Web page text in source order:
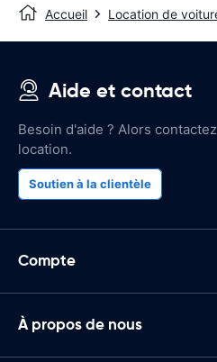
Accueil Location de
Aide et contact
Besoin d'aide ? Alors
location.
Soutien à la clientèle
Compte
À propos de nous